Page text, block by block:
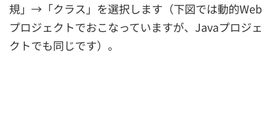
規」→「クラス」を選択します（下図では動的Web
プロジェクトでおこなっていますが、Javaプロジェ
クトでも同じです）。